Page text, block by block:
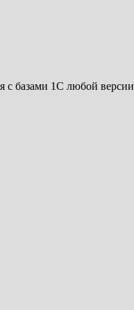
с базами 1С любой версии